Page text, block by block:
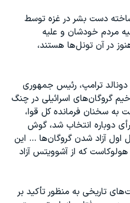
دست بشر در غزه توسط
مردم خودشان و علیه
در آن تونل‌ها هستند،
دونالد ترامپ، رئیس جمهوری
گروگان‌های اسرائیلی در چنگ
سخنان فرمانده کل قوا،
میلیون رأی دوباره انتخاب شد، گوش
اول آزاد شدن گروگان‌ها ... این
هولوکاست که از آشوویتس آزاد
تاریخی به منظور تأکید بر